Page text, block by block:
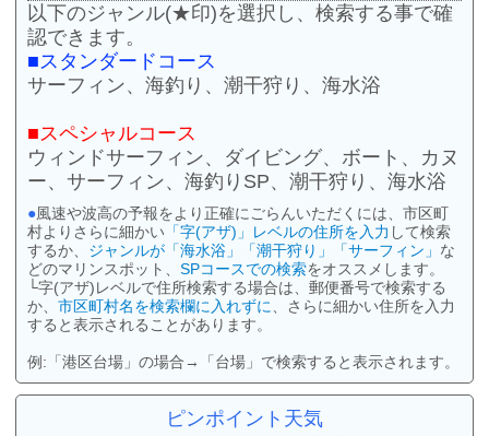
以下のジャンル(★印)を選択し、検索する事で確
認できます。
■スタンダードコース
サーフィン、海釣り、潮干狩り、海水浴
■スペシャルコース
ウィンドサーフィン、ダイビング、ボート、カヌ
ー、サーフィン、海釣りSP、潮干狩り、海水浴
●風速や波高の予報をより正確にごらんいただくには、市区町
村よりさらに細かい 「字(アザ)」レベルの住所を入力 して検索
するか、 ジャンルが「海水浴」「潮干狩り」「サーフィン」 な
どのマリンスポット、 SPコースでの検索をオススメします。
└字(アザ)レベルで住所検索する場合は、郵便番号で検索する
か、 市区町村名を検索欄に入れずに
、さらに細かい住所を入力
すると表示されることがあります。
例:「港区台場」の場合→「台場」で検索すると表示されます。
ピンポイント天気